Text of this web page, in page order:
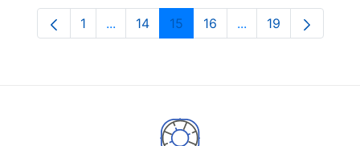
Orrialdea
1 ...Intermediate Pages Use TAB to navigate.
Orrialdea
14 Orrialdea
15 Orrialdea
16 ...Intermediate
Orrialdea
19